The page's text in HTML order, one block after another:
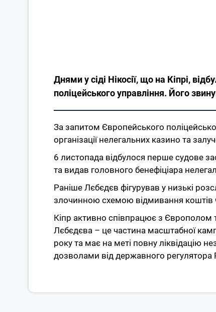
Днями у сіді Нікосії, що на Кіпрі,
поліцейського управління. Його
За запитом Європейського
організації нелегальних казино та
6 листопада відбулося перше судове
та видав головного бенефіціара
Раніше Лєбєдєв фігурував у низькі
злочинною схемою відмивання коштів
Кіпр активно співпрацює з
Лєбєдєва – це частина масштабної
року та має на меті повну ліквідацію
дозволами від державного регулятора